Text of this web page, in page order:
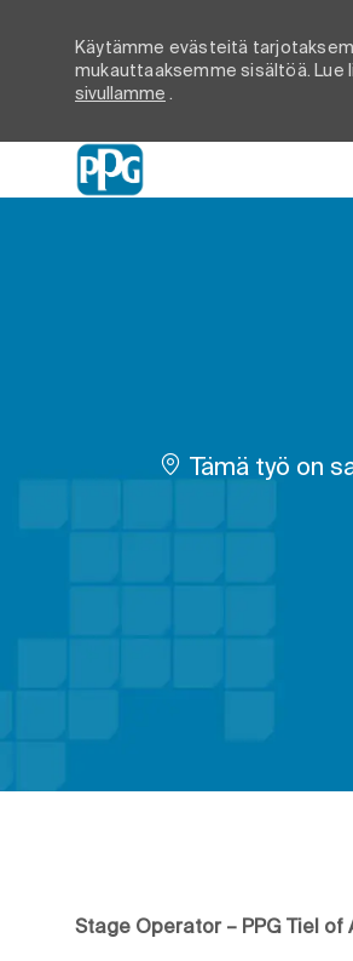
Käytämme evästeitä
mukauttaaksemme sisältöä. Lue
sivullamme .
Tämä työ on
Stage Operator – PPG Tiel of